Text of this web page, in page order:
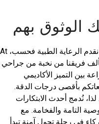
الوثوق بهم
At الرعاية الطبية فحسب،
فريقنا من نخبة من جراحي
بين التميز الأكاديمي
بأقصى درجات الدقة.
نُدمج أحدث الابتكارات
التامة والفخامة. مع
في رحلة تحول آمنة تبدأ